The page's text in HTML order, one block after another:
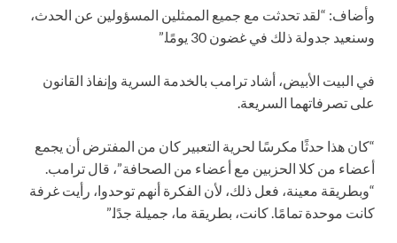
وأضاف: “لقد تحدثت مع جميع الممثلين المسؤولين عن الحدث،
وسنعيد جدولة ذلك في غضون 30 يومًا.”
في البيت الأبيض، أشاد ترامب بالخدمة السرية وإنفاذ القانون
على تصرفاتهما السريعة.
“كان هذا حدثًا مكرسًا لحرية التعبير كان من المفترض أن يجمع
أعضاء من كلا الحزبين مع أعضاء من الصحافة”، قال ترامب.
“وبطريقة معينة، فعل ذلك، لأن الفكرة أنهم توحدوا، رأيت غرفة
كانت موحدة تمامًا. كانت، بطريقة ما، جميلة جدًا.”